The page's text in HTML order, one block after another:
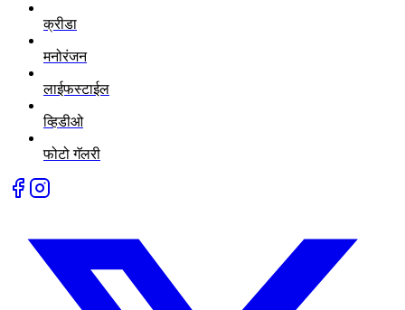
क्रीडा
मनोरंजन
लाईफस्टाईल
व्हिडीओ
फोटो गॅलरी